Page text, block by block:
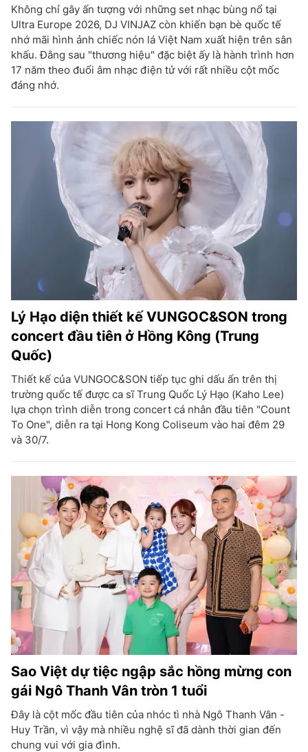
Không chỉ gây ấn tượng với những set nhạc bùng nổ tại
Ultra Europe 2026, DJ VINJAZ còn khiến bạn bè quốc tế
nhớ mãi hình ảnh chiếc nón lá Việt Nam xuất hiện trên sân
khấu. Đằng sau "thương hiệu" đặc biệt ấy là hành trình hơn
17 năm theo đuổi âm nhạc điện tử với rất nhiều cột mốc
đáng nhớ.
Lý Hạo diện thiết kế VUNGOC&SON trong
concert đầu tiên ở Hồng Kông (Trung
Quốc)
Thiết kế của VUNGOC&SON tiếp tục ghi dấu ấn trên thị
trường quốc tế được ca sĩ Trung Quốc Lý Hạo (Kaho Lee)
lựa chọn trình diễn trong concert cá nhân đầu tiên "Count
To One", diễn ra tại Hong Kong Coliseum vào hai đêm 29
và 30/7.
Sao Việt dự tiệc ngập sắc hồng mừng con
gái Ngô Thanh Vân tròn 1 tuổi
Đây là cột mốc đầu tiên của nhóc tì nhà Ngô Thanh Vân -
Huy Trần, vì vậy mà nhiều nghệ sĩ đã dành thời gian đến
chung vui với gia đình.